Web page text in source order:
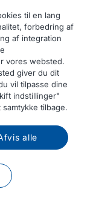
da din DAF
til en lang
forbedring af
af integration
vores websted.
giver du dit
vil tilpasse dine
indstillinger"
tilbage.
alle